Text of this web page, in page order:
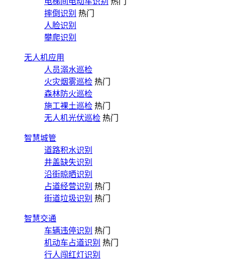
摔倒识别 热门
人脸识别
攀爬识别
无人机应用
人员溺水巡检
火灾烟雾巡检 热门
森林防火巡检
施工裸土巡检 热门
无人机光伏巡检 热门
智慧城管
道路积水识别
井盖缺失识别
沿街晾晒识别
占道经营识别 热门
街道垃圾识别 热门
智慧交通
车辆违停识别 热门
机动车占道识别 热门
行人闯红灯识别